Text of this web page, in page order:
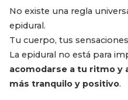
No existe una regla
epidural.
Tu cuerpo, tus
La epidural no está para
acomodarse a tu ritmo y
más tranquilo y positivo.